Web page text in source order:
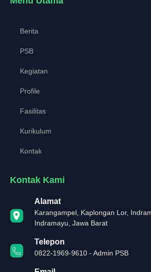
Berita
PSB
Kegiatan
Profile
Fasilitas
Kurikulum
Kontak
Kontak Kami
Alamat
Karangampel, Kaplongan Lor,
Indramayu, Jawa Barat
Telepon
0822-1969-9610 - Admin PSB